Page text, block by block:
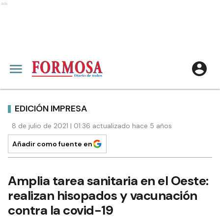
Ads
EDICIÓN IMPRESA
8 de julio de 2021 | 01:36 actualizado hace 5 años
Añadir como fuente en
Amplia tarea sanitaria en el Oeste:
realizan hisopados y vacunación
contra la covid-19